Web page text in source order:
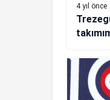
4 yıl önce